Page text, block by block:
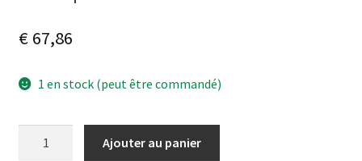
€67,86
1 en stock (peut être commandé)
Ajouter au panier